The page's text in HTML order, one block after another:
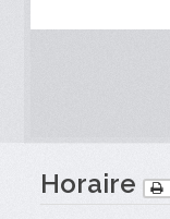
Horaire